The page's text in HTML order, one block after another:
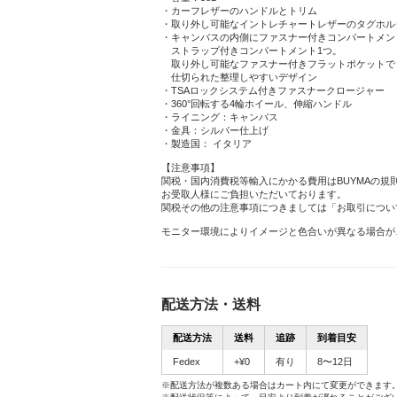
・カーフレザーのハンドルとトリム
・取り外し可能なイントレチャートレザーのタグホ
・キャンバスの内側にファスナー付きコンパートメ
ストラップ付きコンパートメント1つ。
取り外し可能なファスナー付きフラットポケットで
仕切られた整理しやすいデザイン
・TSAロックシステム付きファスナークロージャー
・360°回転する4輪ホイール、伸縮ハンドル
・ライニング：キャンバス
・金具：シルバー仕上げ
・製造国： イタリア
【注意事項】
関税・国内消費税等輸入にかかる費用はBUYMAの規
お受取人様にご負担いただいております。
関税その他の注意事項につきましては「お取引につ
モニター環境によりイメージと色合いが異なる場合
配送方法・送料
配送方法 送料 追跡 到着目安
Fedex +¥0 有り 8〜12日
※配送方法が複数ある場合はカート内にて変更ができます